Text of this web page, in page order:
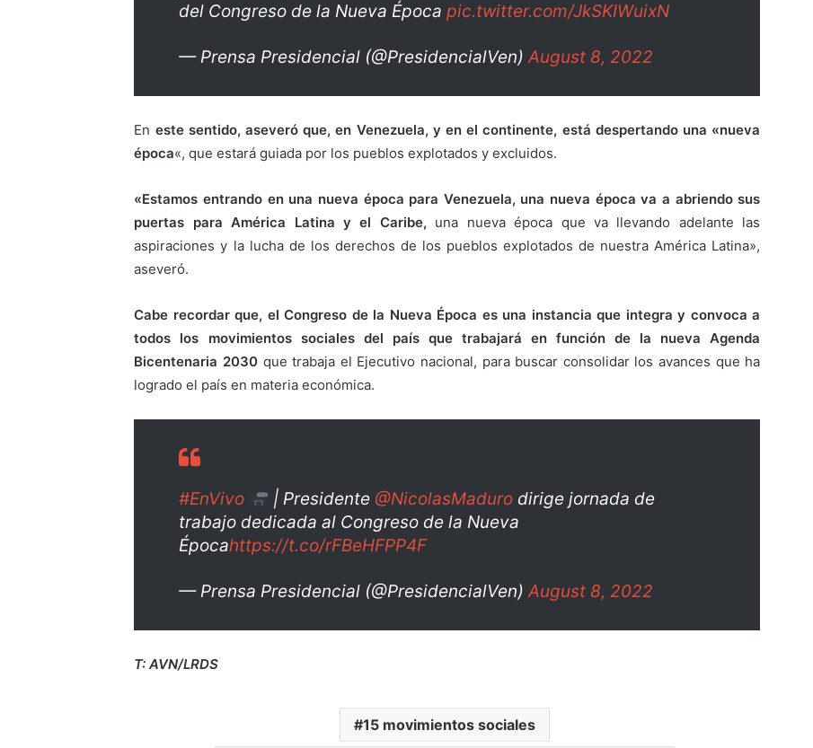
del Congreso de la Nueva Épocapic.twitter.com/JkSKIWuixN
— Prensa Presidencial (@PresidencialVen)August 8, 2022
En este sentido, aseveró que, en Venezuela, y en el continente, está despertando una «nueva
época«, que estará guiada por los pueblos explotados y excluidos.
«Estamos entrando en una nueva época para Venezuela, una nueva época va a abriendo sus
puertas para América Latina y el Caribe, una nueva época que va llevando adelante las
aspiraciones y la lucha de los derechos de los pueblos explotados de nuestra América Latina»,
aseveró.
Cabe recordar que, el Congreso de la Nueva Época es una instancia que integra y convoca a
todos los movimientos sociales del país que trabajará en función de la nueva Agenda
Bicentenaria 2030 que trabaja el Ejecutivo nacional, para buscar consolidar los avances que ha
logrado el país en materia económica.
#EnVivo | Presidente @NicolasMaduro dirige jornada de
trabajo dedicada al Congreso de la Nueva
Épocahttps://t.co/rFBeHFPP4F
— Prensa Presidencial (@PresidencialVen)August 8, 2022
T: AVN/LRDS
15 movimientos sociales